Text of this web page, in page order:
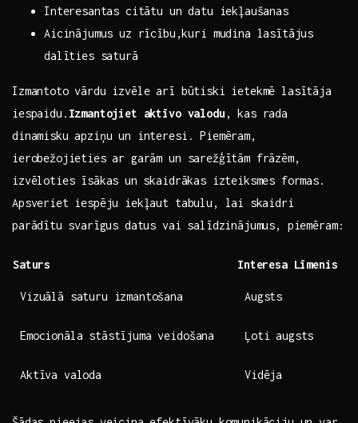
Interesantas citātu un datu iekļaušanas
Aicinājumus ​uz rīcību,kuri mudina lasītājus
dalīties saturā
Izmantoto vārdu izvēle arī būtiski ietekmē lasītāja
iespaidu. Izmantojiet aktīvo valodu , kas rada
dinamisku apziņu​ un interesi. Piemēram,
ierobežojieties ar ​garām un sarežģītām frāzēm,
izvēloties īsākas⁣ un skaidrākas izteiksmes formas.
Apsveriet iespēju iekļaut tabulu, lai ⁣skaidri
parādītu⁢ svarīgus datus vai salīdzinājumus, piemēram:
Saturs Interesa Līmenis
Vizuālā ​saturu izmantošana Augsts
Emocionāla stāstījuma veidošana Ļoti augsts
Aktīva valoda Vidēja